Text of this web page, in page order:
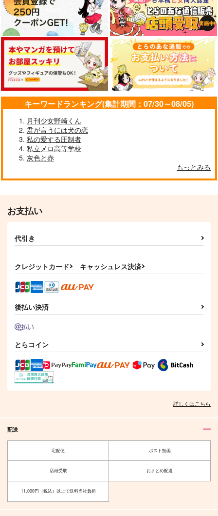
くらがりのカタルシス
うすべに文庫
1,991円（税込）
イデア×アズール
サンプル
作品詳細
アズイ伝説
シラカンバラリ
1,777円 （税込）
アズール×イデア
サンプル
作品詳細
エポード・マキアー
うすべに文庫
2,189円（税込）
イデア×アズール
サンプル
作品詳細
イデアズドルパロブッ
629円（税込）
イデア×アズール
サンプル
再録集
1,265円（税込）
イデア×アズール
そこそこ明るい家族計
画
550円（税込）
HEATBOY
イデア×アズール
ショウワノ
イデア×アズール
サンプル
カート
サンプル
カート
イデア×アズール
サンプル
カート
leman
1,572
その他
イデア×アズール
サンプル
E'toile.
専売 787円（税込）
SAMURAI MODE
空振りファンタズマ
専売 630円
青い炎に触れてみた
その他
サンプル
カート
もっと知りたい!!きみ
サンプル
カート
ASSORTMENT イデ
サンプル
カート
キーワードランキング(集計期間：07/30～08/05)
月刊少女野崎くん
君が言うには犬の恋
私の愛する圧制者
私立メロ高等学校
灰色と赤
もっとみる
お支払い
代引き
クレジットカード キャッシュレス決済
後払い決済
とらコイン
詳しくはこちら
配送
宅配便 ポスト投函
店頭受取 おまとめ配送
11,000円（税込）以上で送料当社負担